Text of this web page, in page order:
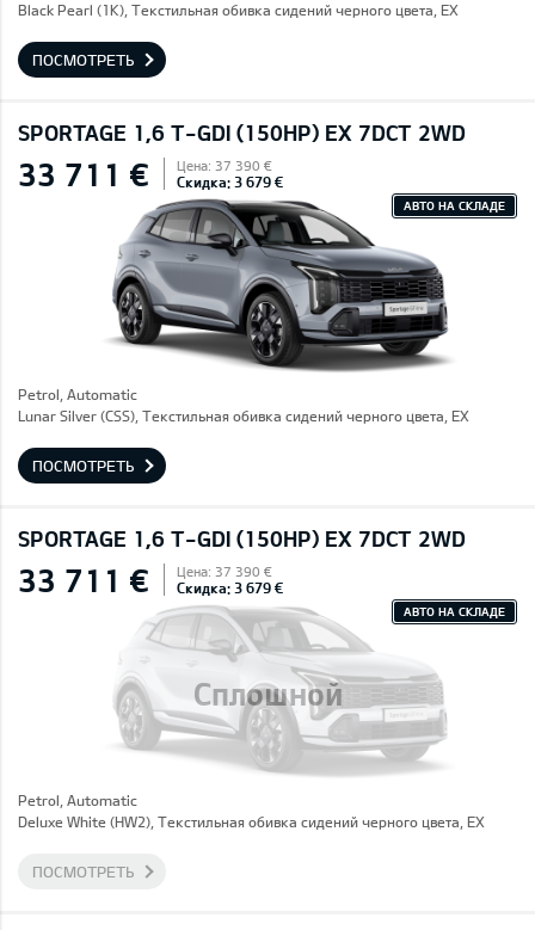
Black Pearl (1K), Текстильная обивка сидений черного цвета, EX
ПОСМОТРЕТЬ
SPORTAGE 1,6 T-GDI (150HP) EX 7DCT 2WD
33 711 € Цена: 37 390 €
Скидка: 3 679 €
АВТО НА СКЛАДЕ
Petrol, Automatic
Lunar Silver (CSS), Текстильная обивка сидений черного цвета, EX
ПОСМОТРЕТЬ
SPORTAGE 1,6 T-GDI (150HP) EX 7DCT 2WD
Сплошной
33 711 € Цена: 37 390 €
Скидка: 3 679 €
АВТО НА СКЛАДЕ
Petrol, Automatic
Deluxe White (HW2), Текстильная обивка сидений черного цвета, EX
ПОСМОТРЕТЬ